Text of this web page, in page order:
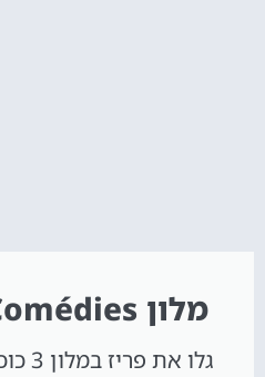
מלון Hôtel des Comédies
גלו